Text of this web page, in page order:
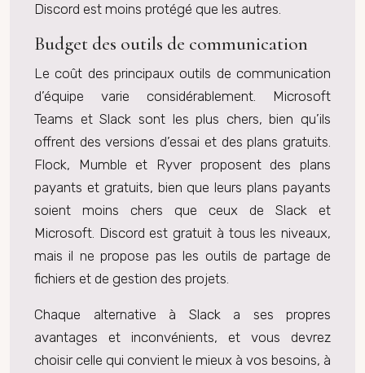
Discord est moins protégé que les autres.
Budget des outils de communication
Le coût des principaux outils de communication
d’équipe varie considérablement. Microsoft
Teams et Slack sont les plus chers, bien qu’ils
offrent des versions d’essai et des plans gratuits.
Flock, Mumble et Ryver proposent des plans
payants et gratuits, bien que leurs plans payants
soient moins chers que ceux de Slack et
Microsoft. Discord est gratuit à tous les niveaux,
mais il ne propose pas les outils de partage de
fichiers et de gestion des projets.
Chaque alternative à Slack a ses propres
avantages et inconvénients, et vous devrez
choisir celle qui convient le mieux à vos besoins, à